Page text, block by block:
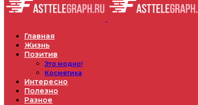
Главная
Жизнь
Позитив
Это модно!
Косметика
Интересно
Полезно
Разное